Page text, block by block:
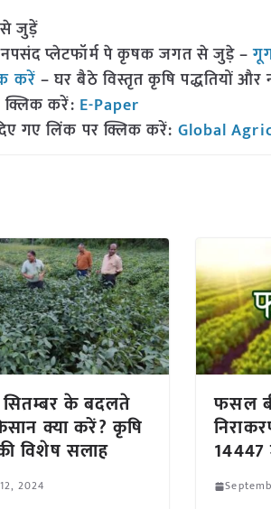
जुड़ें
प्लेटफॉर्म पे कृषक जगत से जुड़े –
करें – घर बैठे विस्तृत कृषि पद्धतियों
क्लिक करें: E-Paper
गए लिंक पर क्लिक करें: Global
सितम्बर के बदलते
क्या करें? कृषि
विशेष सलाह
2024
फसल
14447